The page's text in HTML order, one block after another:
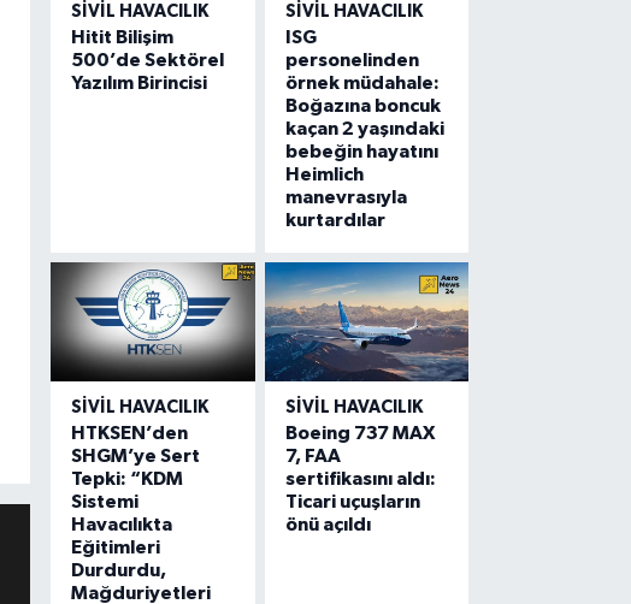
SIVIL HAVACILIK
Hitit Bilişim
500’de Sektörel
Yazılım Birincisi
SIVIL HAVACILIK
ISG
personelinden
örnek müdahale:
Boğazına boncuk
kaçan 2 yaşındaki
bebeğin hayatını
Heimlich
manevrasıyla
kurtardılar
SIVIL HAVACILIK
HTKSEN’den
SHGM’ye Sert
Tepki: “KDM
Sistemi
Havacılıkta
Eğitimleri
Durdurdu,
Mağduriyetleri
SIVIL HAVACILIK
Boeing 737 MAX
7, FAA
sertifikasını aldı:
Ticari uçuşların
önü açıldı